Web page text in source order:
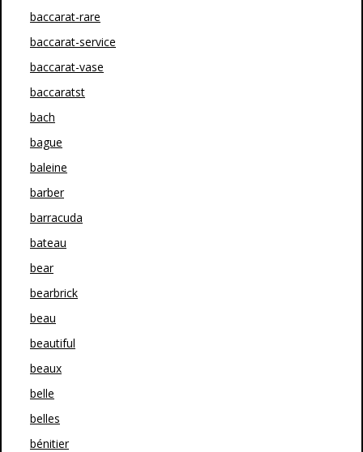
baccarat-rare
baccarat-service
baccarat-vase
baccaratst
bach
bague
baleine
barber
barracuda
bateau
bear
bearbrick
beau
beautiful
beaux
belle
belles
bénitier